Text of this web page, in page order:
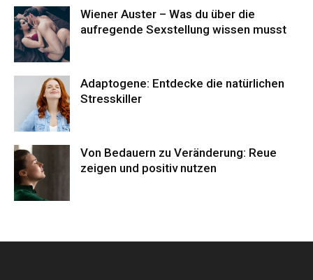
Wiener Auster – Was du über die
aufregende Sexstellung wissen musst
Adaptogene: Entdecke die natürlichen
Stresskiller
Von Bedauern zu Veränderung: Reue
zeigen und positiv nutzen